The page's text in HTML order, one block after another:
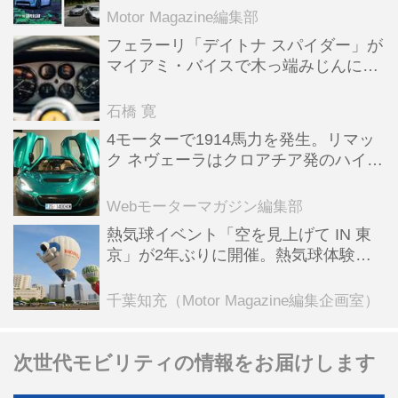
Motor Magazine編集部
フェラーリ「デイトナ スパイダー」が
マイアミ・バイスで木っ端みじんにな
石橋 寛
4モーターで1914馬力を発生。リマッ
ク ネヴェーラはクロアチア発のハイパ
全版／115】
Webモーターマガジン編集部
熱気球イベント「空を見上げて IN 東
京」が2年ぶりに開催。熱気球体験搭
ンテンツも
千葉知充（Motor Magazine編集企画室）
次世代モビリティの情報をお届けします